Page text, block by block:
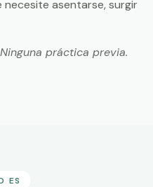
asentarse, surgir
práctica previa.
ES